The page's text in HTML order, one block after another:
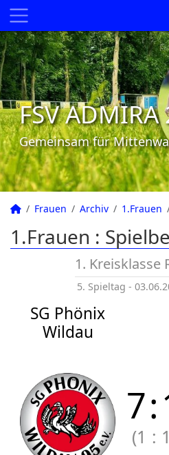
FSV ADMIRA
Gemeinsam für
Frauen Archiv 1.Frauen
1.Frauen :
1. Kreisklasse
5. Spieltag -
SG Phönix
Wildau
7:
(1 :